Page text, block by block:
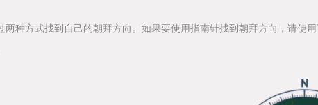
两种方式找到自己的朝拜方向。如果要使用指南针找到朝拜方向，请使